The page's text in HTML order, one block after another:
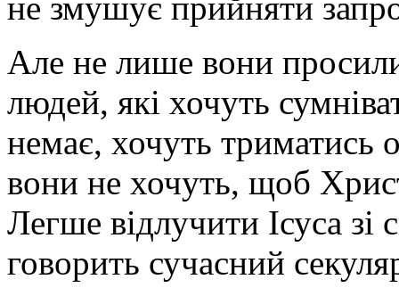
Але не лише вони просили
людей, які хочуть
немає, хочуть триматись
вони не хочуть, щоб
Легше відлучити Ісуса зі
говорить сучасний